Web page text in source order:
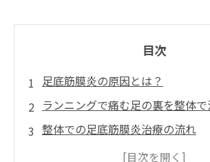
目次
足底筋膜炎の原因とは？
ランニングで痛む足の裏を整体
整体での足底筋膜炎治療の流れ
足底筋膜炎を予防するために